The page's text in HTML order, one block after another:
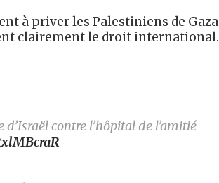
à priver les Palestiniens de Gaza
clairement le droit international.
contre l’hôpital de l’amitié